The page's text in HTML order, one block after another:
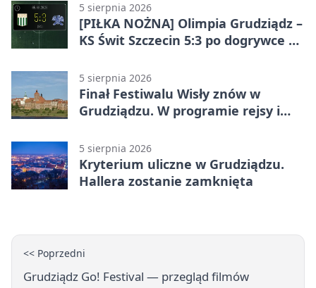
5 sierpnia 2026
[PIŁKA NOŻNA] Olimpia Grudziądz –
KS Świt Szczecin 5:3 po dogrywce w
odwrócili losy meczu
5 sierpnia 2026
Finał Festiwalu Wisły znów w
Grudziądzu. W programie rejsy i
5 sierpnia 2026
Kryterium uliczne w Grudziądzu.
Hallera zostanie zamknięta
<< Poprzedni
Grudziądz Go! Festival — przegląd filmów